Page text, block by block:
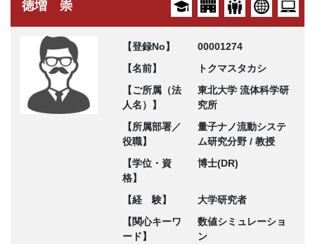
徳増 崇
【登録No】
00001274
【名前】
トクマスタカシ
【ご所属（法
人名）】
東北大学 流体科学研
究所
【所属部署／
役職】
量子ナノ流動システ
ム研究分野 / 教授
【学位・資
格】
博士(DR)
【経 験】
大学研究者
【関心キーワ
ード】
数値シミュレーショ
ン